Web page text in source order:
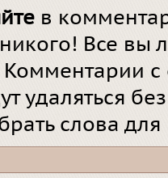
в
Все вы
удаляться
слова